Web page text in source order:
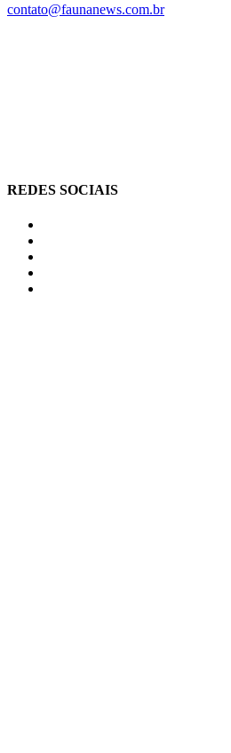
contato@faunanews.com.br
REDES SOCIAIS